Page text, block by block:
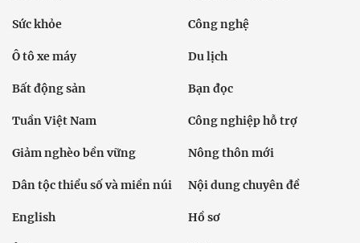
Sức khỏe Công nghệ
Ô tô xe máy Du lịch
Bất động sản Bạn đọc
Tuần Việt Nam Công nghiệp hỗ trợ
Giảm nghèo bền vững Nông thôn mới
Dân tộc thiểu số và miền núi Nội dung chuyên đề
English Hồ sơ